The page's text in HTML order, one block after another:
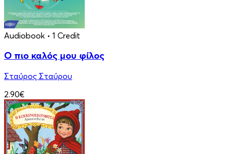
Audiobook • 1 Credit
Ο πιο καλός μου φίλος
Σταύρος Σταύρου
2.90€